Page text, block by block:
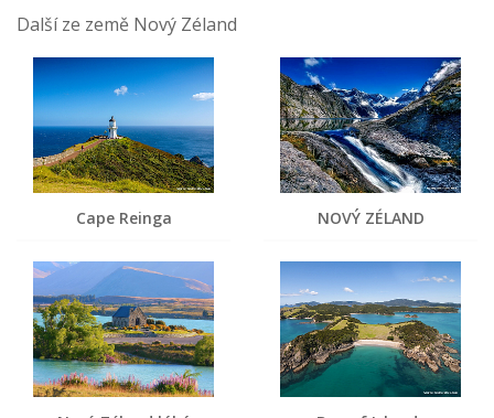
Další ze země Nový Zéland
Cape Reinga NOVÝ ZÉLAND